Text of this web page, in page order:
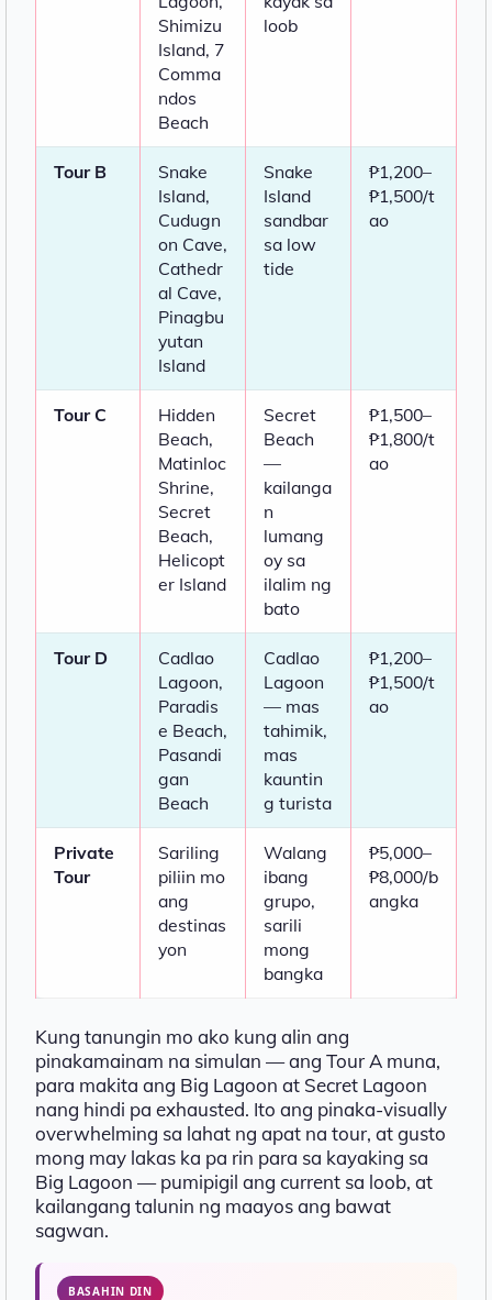
Shimizu
Island, 7
Comma
ndos
Beach
loob
Tour B
Snake
Island,
Cudugn
on Cave,
Cathedr
al Cave,
Pinagbu
yutan
Island
Snake
Island
sandbar
sa low
tide
₱1,200–
₱1,500/t
ao
Tour C
Hidden
Beach,
Matinloc
Shrine,
Secret
Beach,
Helicopt
er Island
Secret
Beach
—
kailanga
n
lumang
oy sa
ilalim ng
bato
₱1,500–
₱1,800/t
ao
Tour D
Cadlao
Lagoon,
Paradis
e Beach,
Pasandi
gan
Beach
Cadlao
Lagoon
— mas
tahimik,
mas
kauntin
g turista
₱1,200–
₱1,500/t
ao
Private
Tour
Sariling
piliin mo
ang
destinas
yon
Walang
ibang
grupo,
sarili
mong
bangka
₱5,000–
₱8,000/b
angka
Kung tanungin mo ako kung alin ang
pinakamainam na simulan — ang Tour A muna,
para makita ang Big Lagoon at Secret Lagoon
nang hindi pa exhausted. Ito ang pinaka-visually
overwhelming sa lahat ng apat na tour, at gusto
mong may lakas ka pa rin para sa kayaking sa
Big Lagoon — pumipigil ang current sa loob, at
kailangang talunin ng maayos ang bawat
sagwan.
BASAHIN DIN